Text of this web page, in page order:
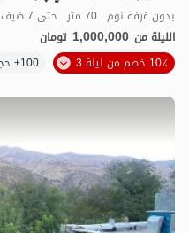
بدون غرفة نوم . 70 متر . حتى 7 ضيف
الليلة من 1,000,000 تومان
10٪ خصم من ليلة 3
100+ حجز ناجح